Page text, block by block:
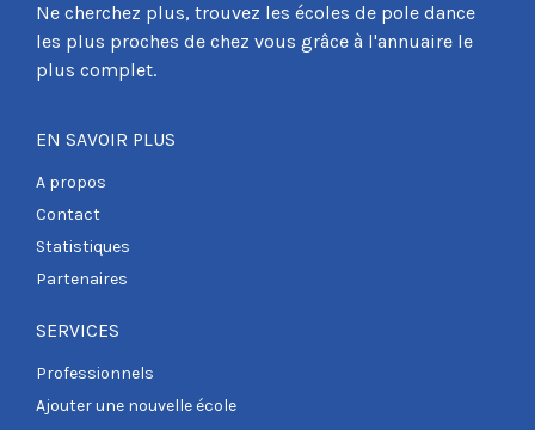
Ne cherchez plus, trouvez les écoles de pole dance
les plus proches de chez vous grâce à l'annuaire le
plus complet.
EN SAVOIR PLUS
A propos
Contact
Statistiques
Partenaires
SERVICES
Professionnels
Ajouter une nouvelle école